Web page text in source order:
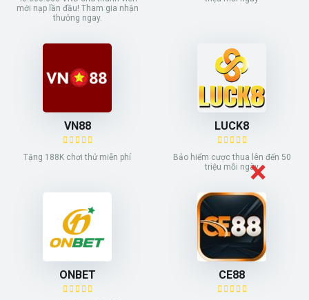
mới nạp lần đầu! Tham gia nhận
thưởng ngay.
VN88
Tặng 188K chơi thử miễn phí
LUCK8
Bảo hiểm cược thua lên đến 50
triệu mỗi ngày
ONBET CE88